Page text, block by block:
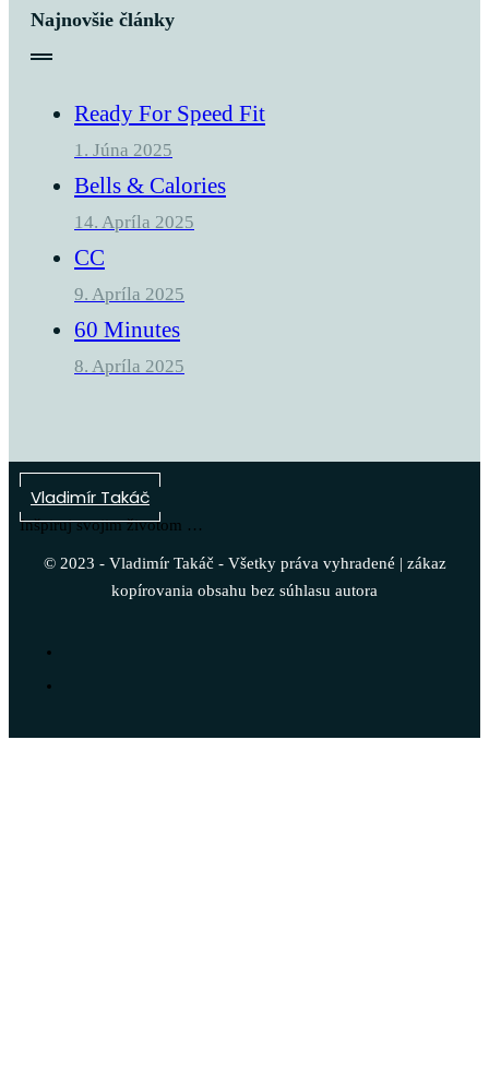
Najnovšie články
Ready For Speed Fit
1. Júna 2025
Bells & Calories
14. Apríla 2025
CC
9. Apríla 2025
60 Minutes
8. Apríla 2025
Vladimír Takáč
Inšpiruj svojim životom …
© 2023 - Vladimír Takáč - Všetky práva vyhradené | zákaz
kopírovania obsahu bez súhlasu autora